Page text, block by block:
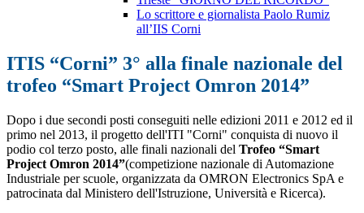
Lo scrittore e giornalista Paolo Rumiz
all’IIS Corni
ITIS “Corni” 3° alla finale nazionale del
trofeo “Smart Project Omron 2014”
Dopo i due secondi posti conseguiti nelle edizioni 2011 e 2012 ed il
primo nel 2013, il progetto dell'ITI "Corni" conquista di nuovo il
podio col terzo posto, alle finali nazionali del Trofeo “Smart
Project Omron 2014”(competizione nazionale di Automazione
Industriale per scuole, organizzata da OMRON Electronics SpA e
patrocinata dal Ministero dell'Istruzione, Università e Ricerca).